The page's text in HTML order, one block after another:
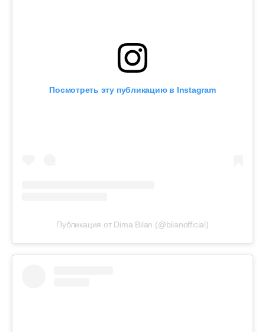
Посмотреть эту публикацию в Instagram
Публикация от Dima Bilan (@bilanofficial)